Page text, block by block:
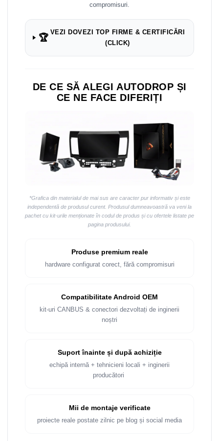
compromisuri.
🏆
VEZI DOVEZI TOP FIRME & CERTIFICĂRI
(CLICK)
DE CE SĂ ALEGI AUTODROP ȘI
CE NE FACE DIFERIȚI
*Grafica din materialul de mai sus are caracter pur informativ și este
independentă de produsul curent. Produsul dumneavoastră va veni la
pachet cu kit-urile menționate în codul de produs și cu ofertele listate pe
pagina produsului.
Produse premium reale
hardware configurat corect, fără compromisuri
Compatibilitate Android OEM
kit-uri CANBUS & conectori dezvoltați de inginerii
noștri
Suport înainte și după achiziție
echipă internă + tehnicieni locali + inginerii
producători
Mii de montaje verificate
proiecte reale postate zilnic pe blog și social media